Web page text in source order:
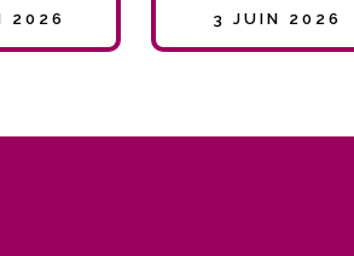
2026 3 JUIN 2026